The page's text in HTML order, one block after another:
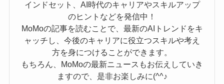
インドセット、AI時代のキャリアやスキルアップ
のヒントなどを発信中！
MoMoの記事を読むことで、最新のAIトレンドをキ
ャッチし、今後のキャリアに役立つスキルや考え
方を身につけることができます。
もちろん、MoMoの最新ニュースもお伝えしていき
ますので、是非お楽しみに(^^♪